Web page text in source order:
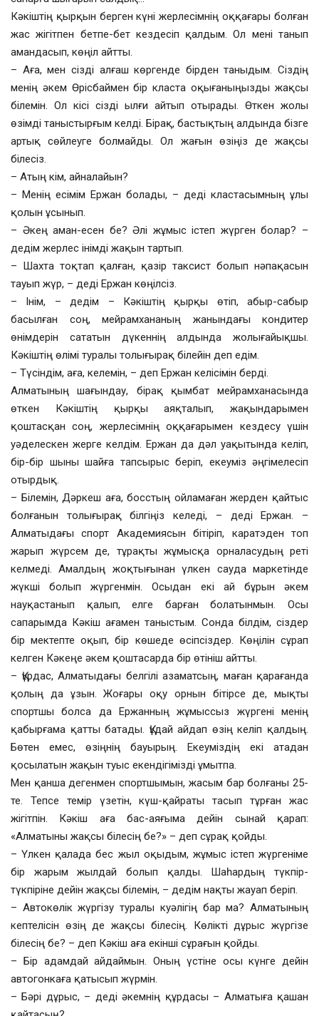
Кәкіштің қырқын берген күні жерлесімнің оққағары болған
жас жігітпен бетпе-бет кездесіп қалдым. Ол мені танып
амандасып, көңіл айтты.
– Аға, мен сізді алғаш көргенде бірден таныдым. Сіздің
менің әкем Өрісбаймен бір класта оқығаныңызды жақсы
білемін. Ол кісі сізді ылғи айтып отырады. Өткен жолы
өзімді таныстырғым келді. Бірақ, бастықтың алдында бізге
артық сөйлеуге болмайды. Ол жағын өзіңіз де жақсы
білесіз.
– Атың кім, айналайын?
– Менің есімім Ержан болады, – деді кластасымның ұлы
қолын ұсынып.
– Әкең аман-есен бе? Әлі жұмыс істеп жүрген болар? –
дедім жерлес інімді жақын тартып.
– Шахта тоқтап қалған, қазір таксист болып нәпақасын
тауып жүр, – деді Ержан көңілсіз.
– Інім, – дедім – Кәкіштің қырқы өтіп, абыр-сабыр
басылған соң, мейрамхананың жанындағы кондитер
өнімдерін сататын дүкеннің алдында жолығайықшы.
Кәкіштің өлімі туралы толығырақ білейін деп едім.
– Түсіндім, аға, келемін, – деп Ержан келісімін берді.
Алматының шағындау, бірақ қымбат мейрамханасында
өткен Кәкіштің қырқы аяқталып, жақындарымен
қоштасқан соң, жерлесімнің оққағарымен кездесу үшін
уәделескен жерге келдім. Ержан да дәл уақытында келіп,
бір-бір шыны шайға тапсырыс беріп, екеуміз әңгімелесіп
отырдық.
– Білемін, Дәркеш аға, босстың ойламаған жерден қайтыс
болғанын толығырақ білгіңіз келеді, – деді Ержан. –
Алматыдағы спорт Академиясын бітіріп, каратэден топ
жарып жүрсем де, тұрақты жұмысқа орналасудың реті
келмеді. Амалдың жоқтығынан үлкен сауда маркетінде
жүкші болып жүргенмін. Осыдан екі ай бұрын әкем
науқастанып қалып, елге барған болатынмын. Осы
сапарымда Кәкіш ағамен таныстым. Сонда білдім, сіздер
бір мектепте оқып, бір көшеде өсіпсіздер. Көңілін сұрап
келген Кәкеңе әкем қоштасарда бір өтініш айтты.
– Құрдас, Алматыдағы белгілі азаматсың, маған қарағанда
қолың да ұзын. Жоғары оқу орнын бітірсе де, мықты
спортшы болса да Ержанның жұмыссыз жүргені менің
қабырғама қатты батады. Құдай айдап өзің келіп қалдың.
Бөтен емес, өзіңнің бауырың. Екеуміздің екі атадан
қосылатын жақын туыс екендігімізді ұмытпа.
Мен қанша дегенмен спортшымын, жасым бар болғаны 25-
те. Тепсе темір үзетін, күш-қайраты тасып тұрған жас
жігітпін. Кәкіш аға бас-аяғыма дейін сынай қарап:
«Алматыны жақсы білесің бе?» – деп сұрақ қойды.
– Үлкен қалада бес жыл оқыдым, жұмыс істеп жүргеніме
бір жарым жылдай болып қалды. Шаһардың түкпір-
түкпіріне дейін жақсы білемін, – дедім нақты жауап беріп.
– Автокөлік жүргізу туралы куәлігің бар ма? Алматының
кептелісін өзің де жақсы білесің. Көлікті дұрыс жүргізе
білесің бе? – деп Кәкіш аға екінші сұрағын қойды.
– Бір адамдай айдаймын. Оның үстіне осы күнге дейін
автогонкаға қатысып жүрмін.
– Бәрі дұрыс, – деді әкемнің құрдасы – Алматыға қашан